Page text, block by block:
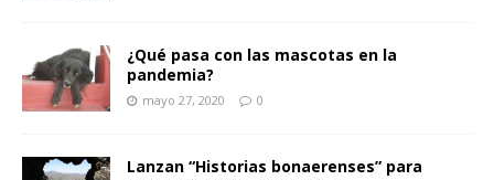
¿Qué pasa con las mascotas en la
pandemia?
mayo 27, 2020 0
Lanzan “Historias bonaerenses” para